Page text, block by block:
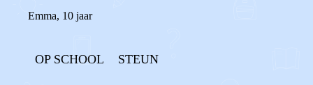
Emma, 10 jaar
OP SCHOOL STEUN